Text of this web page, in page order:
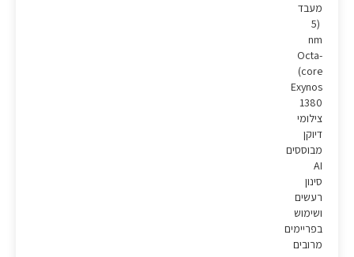
מעבד
(5
nm
Octa-
core)
Exynos
1380
צילומי
דיוקן
מבוססים
AI
סינון
רעשים
ושימוש
בפריימים
מרובים